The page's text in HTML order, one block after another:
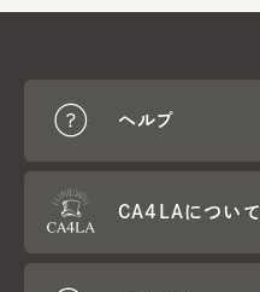
ヘルプ
CA4LAについて